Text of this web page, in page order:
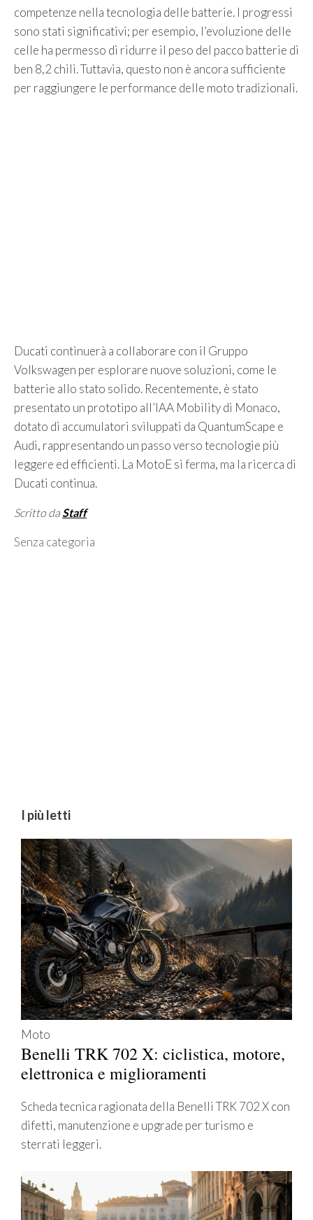
competenze nella tecnologia delle batterie. I progressi
sono stati significativi; per esempio, l’evoluzione delle
celle ha permesso di ridurre il peso del pacco batterie di
ben 8,2 chili. Tuttavia, questo non è ancora sufficiente
per raggiungere le performance delle moto tradizionali.
Ducati continuerà a collaborare con il Gruppo
Volkswagen per esplorare nuove soluzioni, come le
batterie allo stato solido. Recentemente, è stato
presentato un prototipo all’IAA Mobility di Monaco,
dotato di accumulatori sviluppati da QuantumScape e
Audi, rappresentando un passo verso tecnologie più
leggere ed efficienti. La MotoE si ferma, ma la ricerca di
Ducati continua.
Scritto daStaff
Categorie
Senza categoria
I più letti
Moto
Benelli TRK 702 X: ciclistica, motore,
elettronica e miglioramenti
Scheda tecnica ragionata della Benelli TRK 702 X con
difetti, manutenzione e upgrade per turismo e
sterrati leggeri.